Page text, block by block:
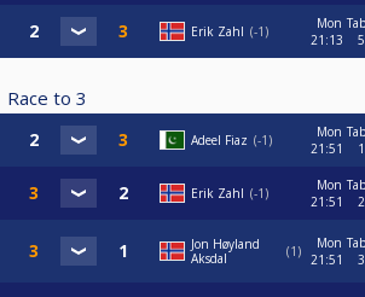
Erik Zahl -1
Mon
21:13
5
Race to 3
Adeel Fiaz -1
Mon
21:51
1
Erik Zahl -1
Mon
21:51
2
Jon Høyland
Aksdal
1
Mon
21:51
3